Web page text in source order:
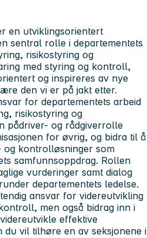
en utviklingsorientert
sentral rolle i departementets
risikostyring og
med styring og kontroll,
og inspireres av nye
den vi er på jakt etter.
for departementets arbeid
risikostyring og
pådriver- og rådgiverrolle
for øvrig, og bidra til å
og kontrolløsninger som
samfunnsoppdrag. Rollen
vurderinger samt dialog
departementets ledelse.
ansvar for videreutvikling
men også bidrag inn i
effektive
du vil tilhøre en av seksjonene i